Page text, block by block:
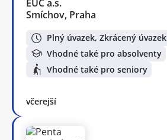
EUC a.s.
Smíchov, Praha
Plný úvazek, Zkrácený úvazek
Vhodné také pro absolventy
Vhodné také pro seniory
včerejší